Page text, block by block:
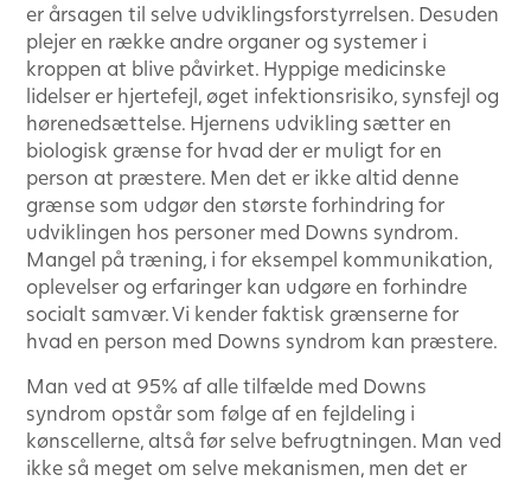
er årsagen til selve udviklingsforstyrrelsen. Desuden
plejer en række andre organer og systemer i
kroppen at blive påvirket. Hyppige medicinske
lidelser er hjertefejl, øget infektionsrisiko, synsfejl og
hørenedsættelse. Hjernens udvikling sætter en
biologisk grænse for hvad der er muligt for en
person at præstere. Men det er ikke altid denne
grænse som udgør den største forhindring for
udviklingen hos personer med Downs syndrom.
Mangel på træning, i for eksempel kommunikation,
oplevelser og erfaringer kan udgøre en forhindre
socialt samvær. Vi kender faktisk grænserne for
hvad en person med Downs syndrom kan præstere.
Man ved at 95% af alle tilfælde med Downs
syndrom opstår som følge af en fejldeling i
kønscellerne, altså før selve befrugtningen. Man ved
ikke så meget om selve mekanismen, men det er